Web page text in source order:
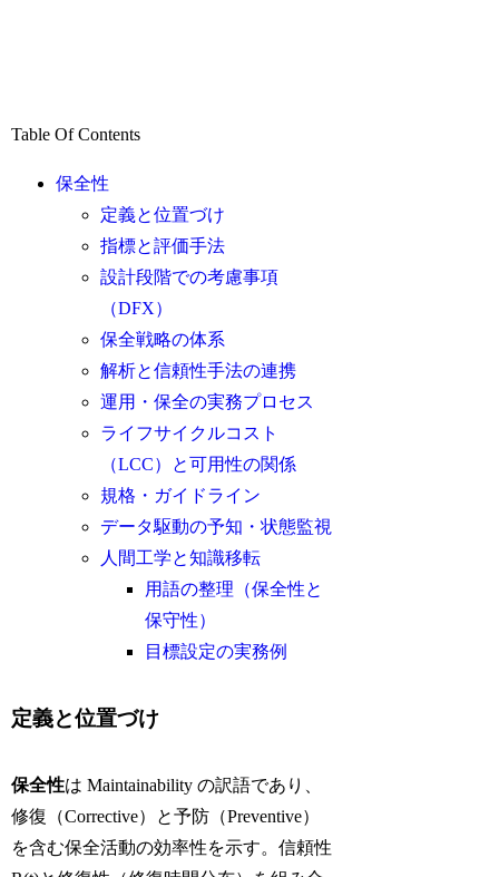
Table Of Contents
保全性
定義と位置づけ
指標と評価手法
設計段階での考慮事項
（DFX）
保全戦略の体系
解析と信頼性手法の連携
運用・保全の実務プロセス
ライフサイクルコスト
（LCC）と可用性の関係
規格・ガイドライン
データ駆動の予知・状態監視
人間工学と知識移転
用語の整理（保全性と
保守性）
目標設定の実務例
定義と位置づけ
保全性は Maintainability の訳語であり、
修復（Corrective）と予防（Preventive）
を含む保全活動の効率性を示す。信頼性